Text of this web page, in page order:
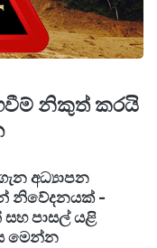
නිකුත් කරයි
අධ්‍යාපන
නිවේදනයක් -
පාසල් යළි
මෙන්න